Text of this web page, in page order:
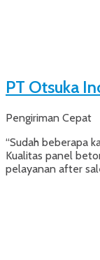
PT Otsuka
Pengiriman Cepat
“Sudah beberapa
Kualitas panel
pelayanan after